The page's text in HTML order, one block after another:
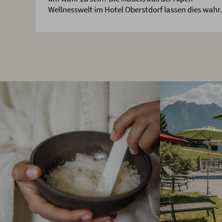
Wellnesswelt im Hotel Oberstdorf lassen dies